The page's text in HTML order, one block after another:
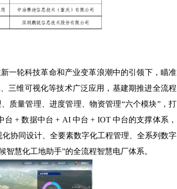
一轮科技革命和产业变革浪潮中的引领下，瞄准
三维可视化等技术广泛应用，基建期推进全流程
质量管理、进度管理、物资管理“六个模块”，打
+ 数据中台 + AI 中台 + IOT 中台的支撑体系，
协同设计、全要素数字化工程管理、全系列数字
慧化工地助手”的全流程智慧电厂体系。